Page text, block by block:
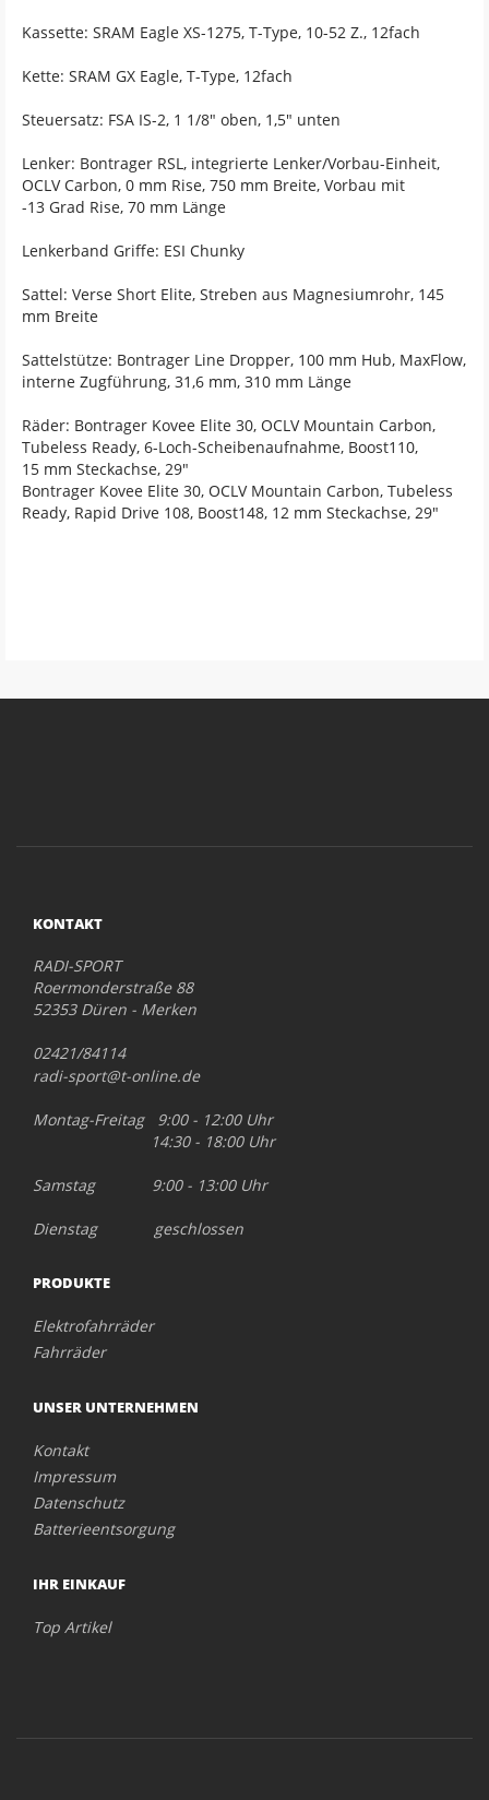
Kassette: SRAM Eagle XS-1275, T-Type, 10-52 Z., 12fach
Kette: SRAM GX Eagle, T-Type, 12fach
Steuersatz: FSA IS-2, 1 1/8" oben, 1,5" unten
Lenker: Bontrager RSL, integrierte Lenker/Vorbau-Einheit,
OCLV Carbon, 0 mm Rise, 750 mm Breite, Vorbau mit
-13 Grad Rise, 70 mm Länge
Lenkerband Griffe: ESI Chunky
Sattel: Verse Short Elite, Streben aus Magnesiumrohr, 145
mm Breite
Sattelstütze: Bontrager Line Dropper, 100 mm Hub, MaxFlow,
interne Zugführung, 31,6 mm, 310 mm Länge
Räder: Bontrager Kovee Elite 30, OCLV Mountain Carbon,
Tubeless Ready, 6-Loch-Scheibenaufnahme, Boost110,
15 mm Steckachse, 29"
Bontrager Kovee Elite 30, OCLV Mountain Carbon, Tubeless
Ready, Rapid Drive 108, Boost148, 12 mm Steckachse, 29"
KONTAKT
RADI-SPORT
Roermonderstraße 88
52353 Düren - Merken
02421/84114
radi-sport@t-online.de
Montag-Freitag 9:00 - 12:00 Uhr
14:30 - 18:00 Uhr
Samstag 9:00 - 13:00 Uhr
Dienstag geschlossen
PRODUKTE
Elektrofahrräder
Fahrräder
UNSER UNTERNEHMEN
Kontakt
Impressum
Datenschutz
Batterieentsorgung
IHR EINKAUF
Top Artikel